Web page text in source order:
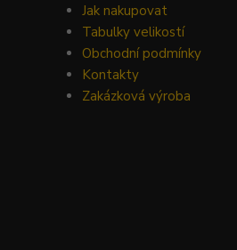
Jak nakupovat
Tabulky velikostí
Obchodní podmínky
Kontakty
Zakázková výroba